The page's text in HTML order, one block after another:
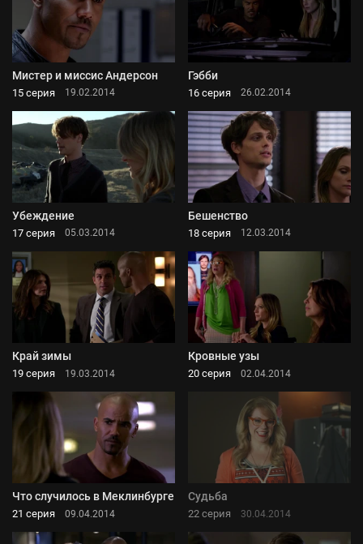
Мистер и миссис Андерсон
15 серия 19.02.2014
Гэбби
16 серия 26.02.2014
Убеждение
17 серия 05.03.2014
Бешенство
18 серия 12.03.2014
Край зимы
19 серия 19.03.2014
Кровные узы
20 серия 02.04.2014
Что случилось в Меклинбурге
21 серия 09.04.2014
Судьба
22 серия 30.04.2014